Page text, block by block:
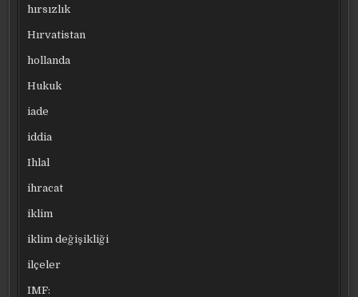
hırsızlık
Hırvatistan
hollanda
Hukuk
iade
iddia
Ihlal
ihracat
iklim
iklim değişikliği
ilçeler
IMF: